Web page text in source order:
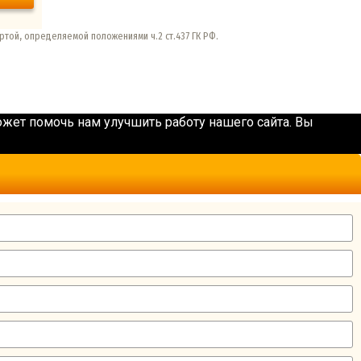
определяемой положениями ч.2 ст.437 ГК РФ.
помочь нам улучшить работу нашего сайта. Вы